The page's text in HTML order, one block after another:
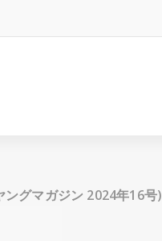
グマガジン 2024年16号)